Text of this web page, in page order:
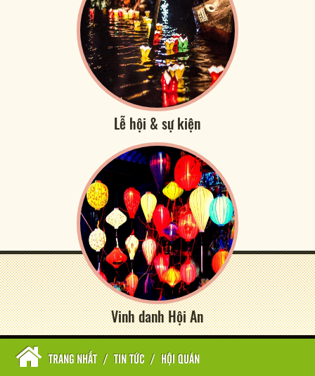
Lễ hội & sự kiện
Vinh danh Hội An
TRANG NHẤT / TIN TỨC / HỘI QUÁN